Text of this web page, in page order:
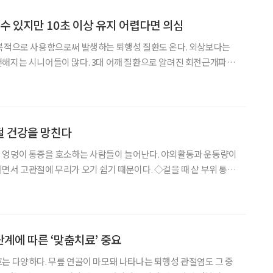
있지만 10초 이상 유지 어렵다면 의심
으로 사용함으로써 발생하는 퇴행성 질환도 온다. 외상보다는
지는 시니어들이 많다. 3대 어깨 질환으로 알려진 회전근개파
건강을 망친다
덩이 통증을 호소하는 사람들이 늘어난다. 야외활동과 운동량이
에 무리가 오기 쉽기 때문이다. ◇걸을 때 샅 부위 통증
에 따른 ‘맞춤치료’ 중요
다양하다. 무릎 연골이 마모돼 나타나는 퇴행성 관절염도 그 중